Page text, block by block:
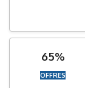
65%
OFFRES